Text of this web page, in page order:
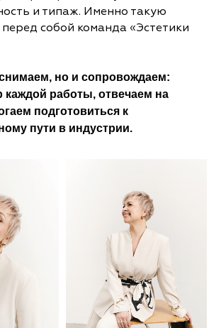
и типаж. Именно такую
перед собой команда «Эстетики
но и сопровождаем:
каждой работы, отвечаем на
подготовиться к
пути в индустрии.